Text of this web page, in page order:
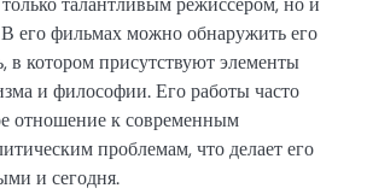
его фильмах можно обнаружить его
в котором присутствуют элементы
и философии. Его работы часто
отношение к современным
проблемам, что делает его
и сегодня.